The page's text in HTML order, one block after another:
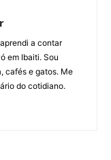
a contar
em Ibaiti. Sou
cafés e gatos. Me
do cotidiano.